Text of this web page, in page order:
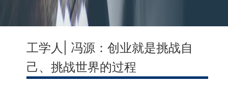
工学人| 冯源：创业就是挑战自
己、挑战世界的过程